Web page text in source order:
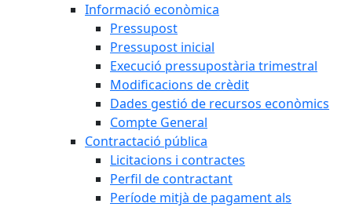
Informació econòmica
Pressupost
Pressupost inicial
Execució pressupostària trimestral
Modificacions de crèdit
Dades gestió de recursos econòmics
Compte General
Contractació pública
Licitacions i contractes
Perfil de contractant
Període mitjà de pagament als